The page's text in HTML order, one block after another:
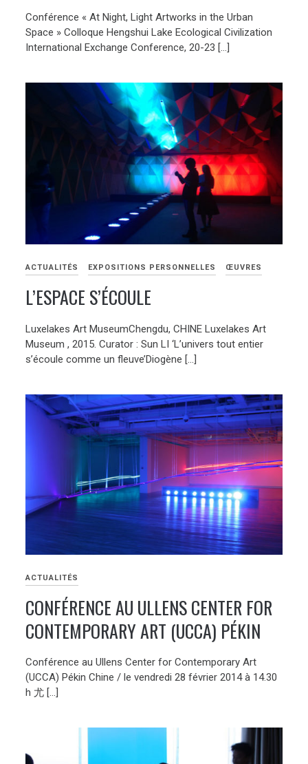
Conférence « At Night, Light Artworks in the Urban
Space » Colloque Hengshui Lake Ecological Civilization
International Exchange Conference, 20-23 […]
ACTUALITÉS EXPOSITIONS PERSONNELLES ŒUVRES
L’ESPACE S’ÉCOULE
Luxelakes Art MuseumChengdu, CHINE Luxelakes Art
Museum , 2015. Curator : Sun LI ‘L’univers tout entier
s’écoule comme un fleuve’Diogène […]
ACTUALITÉS
CONFÉRENCE AU ULLENS CENTER FOR
CONTEMPORARY ART (UCCA) PÉKIN
Conférence au Ullens Center for Contemporary Art
(UCCA) Pékin Chine / le vendredi 28 février 2014 à 14.30
h 尤 […]